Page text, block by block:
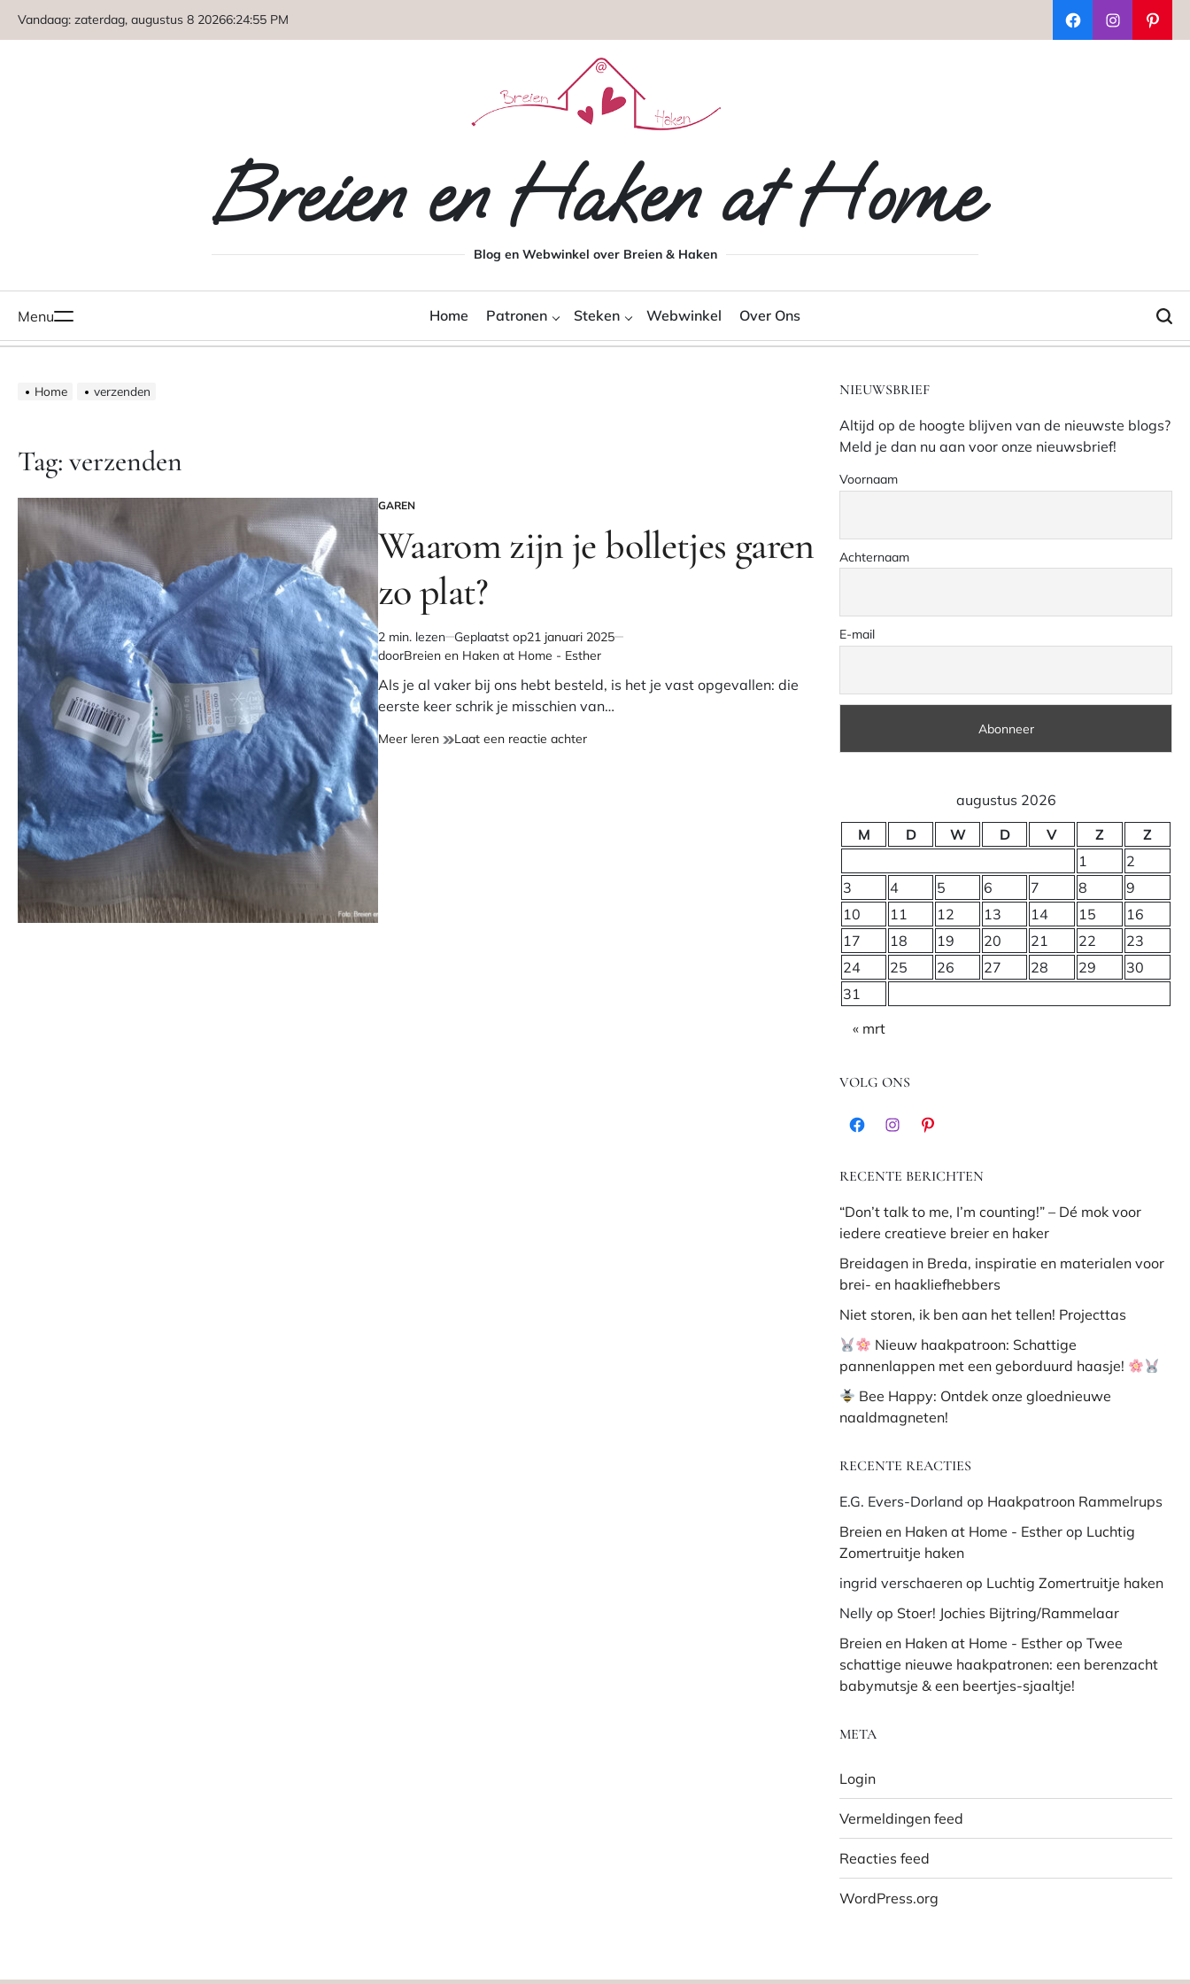
Vandaag: zaterdag, augustus 8 20266:24:55 PM FacebookInstagram
Breien en Haken at Home
Blog en Webwinkel over Breien & Haken
Menu Home Patronen Steken Webwinkel Over Ons
Home verzenden
Tag: verzenden
GEPLAATST
GAREN
Waarom zijn je bolletjes garen
zo plat?
Geschatte
leestijd
2 min. lezen Geplaatst op21 januari 2025
doorBreien en Haken at Home - Esther
Als je al vaker bij ons hebt besteld, is het je vast opgevallen: die
eerste keer schrik je misschien van…
Meer leren Waarom
Laat een reactie achterop
NIEUWSBRIEF
Altijd op de hoogte blijven van de nieuwste blogs?
Meld je dan nu aan voor onze nieuwsbrief!
Voornaam
Achternaam
E-mail
augustus 2026
M
D W D V Z
Z
1
2
3
4 5 6 7 8
9
10
11 12 13 14 15
16
17
18 19 20 21 22
23
24
25 26 27 28 29
30
31
« mrt
VOLG ONS
FacebookInstagramPinterest
RECENTE BERICHTEN
“Don’t talk to me, I’m counting!” – Dé mok voor
iedere creatieve breier en haker
Breidagen in Breda, inspiratie en materialen voor
brei- en haakliefhebbers
Niet storen, ik ben aan het tellen! Projecttas
Nieuw haakpatroon: Schattige
pannenlappen met een geborduurd haasje!
Bee Happy: Ontdek onze gloednieuwe
naaldmagneten!
RECENTE REACTIES
E.G. Evers-Dorland op Haakpatroon Rammelrups
Breien en Haken at Home - Esther op Luchtig
Zomertruitje haken
ingrid verschaeren op Luchtig Zomertruitje haken
Nelly op Stoer! Jochies Bijtring/Rammelaar
Breien en Haken at Home - Esther op Twee
schattige nieuwe haakpatronen: een berenzacht
babymutsje & een beertjes-sjaaltje!
META
Login
Vermeldingen feed
Reacties feed
WordPress.org